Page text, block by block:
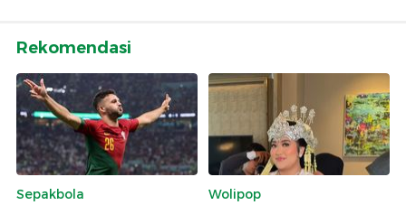
Rekomendasi
Sepakbola
Wolipop